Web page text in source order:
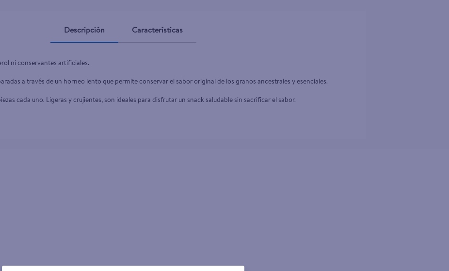
Descripción Características
ni conservantes artificiales.
a través de un horneo lento que permite conservar el sabor original de los granos ancestrales y esenciales.
cada uno. Ligeras y crujientes, son ideales para disfrutar un snack saludable sin sacrificar el sabor.